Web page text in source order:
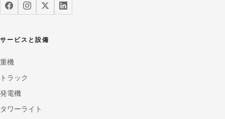
サービスと設備
重機
トラック
発電機
タワーライト